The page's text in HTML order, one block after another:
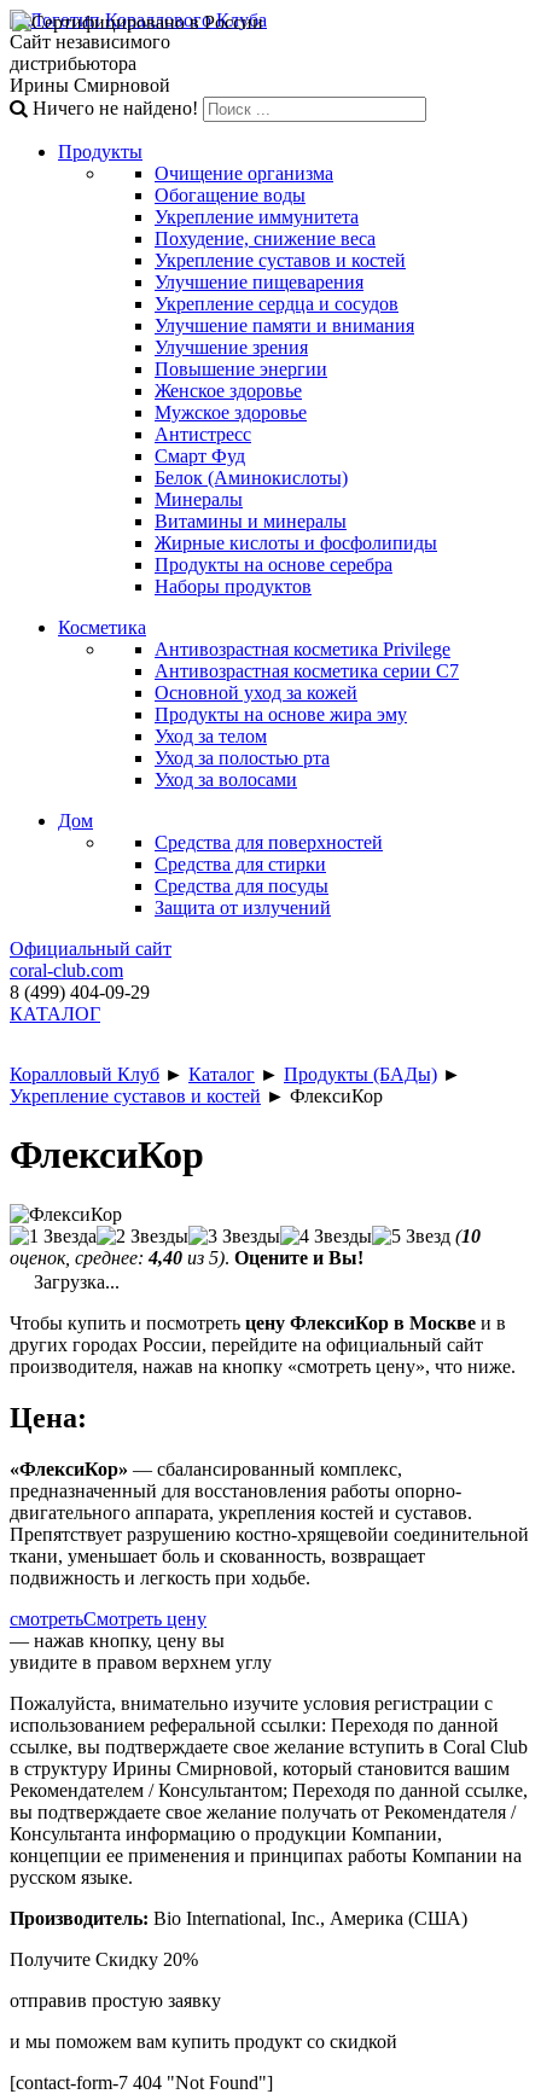
Сайт независимого
дистрибьютора
Ирины Смирновой
Ничего не найдено!
Продукты
Очищение организма
Обогащение воды
Укрепление иммунитета
Похудение, снижение веса
Укрепление суставов и костей
Улучшение пищеварения
Укрепление сердца и сосудов
Улучшение памяти и внимания
Улучшение зрения
Повышение энергии
Женское здоровье
Мужское здоровье
Антистресс
Смарт Фуд
Белок (Аминокислоты)
Минералы
Витамины и минералы
Жирные кислоты и фосфолипиды
Продукты на основе серебра
Наборы продуктов
Косметика
Антивозрастная косметика Privilege
Антивозрастная косметика серии C7
Основной уход за кожей
Продукты на основе жира эму
Уход за телом
Уход за полостью рта
Уход за волосами
Дом
Средства для поверхностей
Средства для стирки
Средства для посуды
Защита от излучений
Официальный сайт
coral-club.com
8 (499) 404-09-29
КАТАЛОГ
Коралловый Клуб ► Каталог ► Продукты (БАДы) ►
Укрепление суставов и костей ► ФлексиКор
ФлексиКор
(10
оценок, среднее:4,40 из 5). Оцените и Вы!
Загрузка...
Чтобы купить и посмотреть цену ФлексиКор в Москве и в
других городах России, перейдите на официальный сайт
производителя, нажав на кнопку «смотреть цену», что ниже.
Цена:
«ФлексиКор» — сбалансированный комплекс,
предназначенный для восстановления работы опорно-
двигательного аппарата, укрепления костей и суставов.
Препятствует разрушению костно-хрящевойи соединительной
ткани, уменьшает боль и скованность, возвращает
подвижность и легкость при ходьбе.
смотретьСмотреть цену
— нажав кнопку, цену вы
увидите в правом верхнем углу
Пожалуйста, внимательно изучите условия регистрации с
использованием реферальной ссылки: Переходя по данной
ссылке, вы подтверждаете свое желание вступить в Coral Club
в структуру Ирины Смирновой, который становится вашим
Рекомендателем / Консультантом; Переходя по данной ссылке,
вы подтверждаете свое желание получать от Рекомендателя /
Консультанта информацию о продукции Компании,
концепции ее применения и принципах работы Компании на
русском языке.
Производитель: Bio International, Inc., Америка (США)
Получите Скидку 20%
отправив простую заявку
и мы поможем вам купить продукт со скидкой
[contact-form-7 404 "Not Found"]